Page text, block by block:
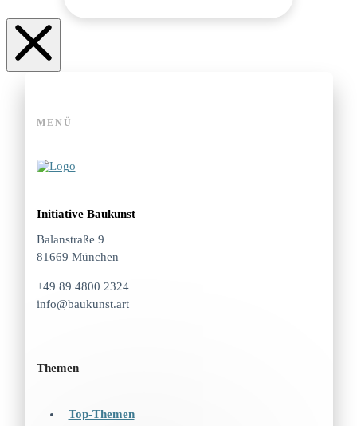
MENÜ
Initiative Baukunst
Balanstraße 9
81669 München
+49 89 4800 2324
info@baukunst.art
Themen
Top-Themen